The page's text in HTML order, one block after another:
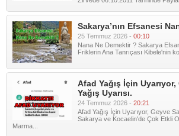
Sakarya’nın Efsanesi
25 Temmuz 2026 - 00:10
Nana Ne Demektir ? Sakarya
Friklerin Ana Tanrıçası Kibele'nin
Afad Yağış İçin
Yağış Uyarısı.
24 Temmuz 2026 - 20:21
Afad Yağış İçin Uyarıyor, Geyve
Sakarya ve Kocaelin'de Çok Etkli
Marma...